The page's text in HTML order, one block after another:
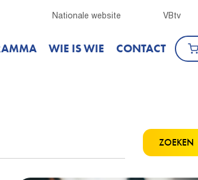
Nationale website VBtv
WIE IS WIE CONTACT
ZOEKEN